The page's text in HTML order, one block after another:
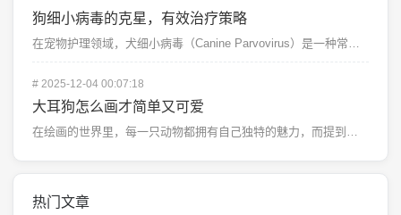
狗细小病毒的克星，有效治疗策略
在宠物护理领域，犬细小病毒（Canine Parvovirus）是一种常见的、具有高度传染性的病毒性...
# 2025-12-04 00:07:18
大耳狗怎么画才简单又可爱
在绘画的世界里，每一只动物都拥有自己独特的魅力，而提到最让人难以抗拒的，非大耳朵狗狗莫属了，它们那圆...
热门文章